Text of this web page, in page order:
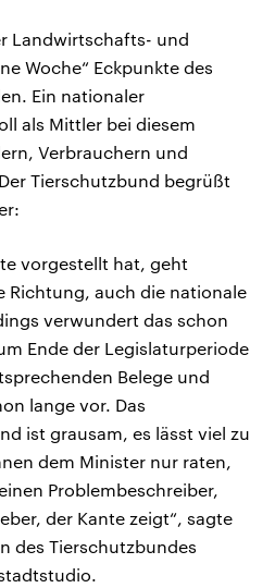
Landwirtschafts- und
Woche“ Eckpunkte des
Ein nationaler
als Mittler bei diesem
Verbrauchern und
Tierschutzbund begrüßt
vorgestellt hat, geht
Richtung, auch die nationale
verwundert das schon
Ende der Legislaturperiode
Belege und
lange vor. Das
ist grausam, es lässt viel zu
dem Minister nur raten,
Problembeschreiber,
der Kante zeigt“, sagte
des Tierschutzbundes